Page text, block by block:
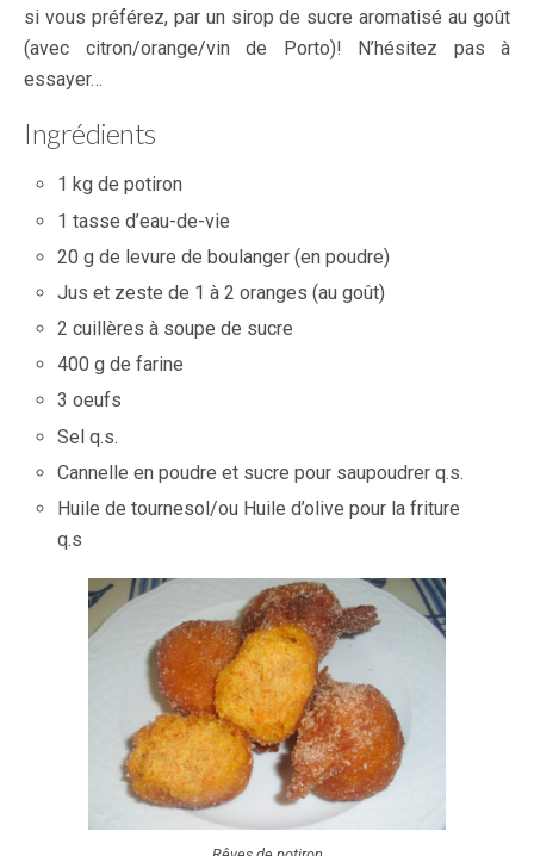
si vous préférez, par un sirop de sucre aromatisé au goût
(avec citron/orange/vin de Porto)! N’hésitez pas à
essayer…
Ingrédients
1 kg de potiron
1 tasse d’eau-de-vie
20 g de levure de boulanger (en poudre)
Jus et zeste de 1 à 2 oranges (au goût)
2 cuillères à soupe de sucre
400 g de farine
3 oeufs
Sel q.s.
Cannelle en poudre et sucre pour saupoudrer q.s.
Huile de tournesol/ou Huile d’olive pour la friture
q.s